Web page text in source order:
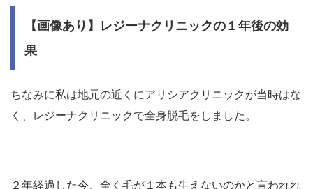
【画像あり】レジーナクリニックの１年後の効
果
ちなみに私は地元の近くにアリシアクリニックが当時はな
く、レジーナクリニックで全身脱毛をしました。
２年経過した今、全く毛が１本も生えないのかと言われれ